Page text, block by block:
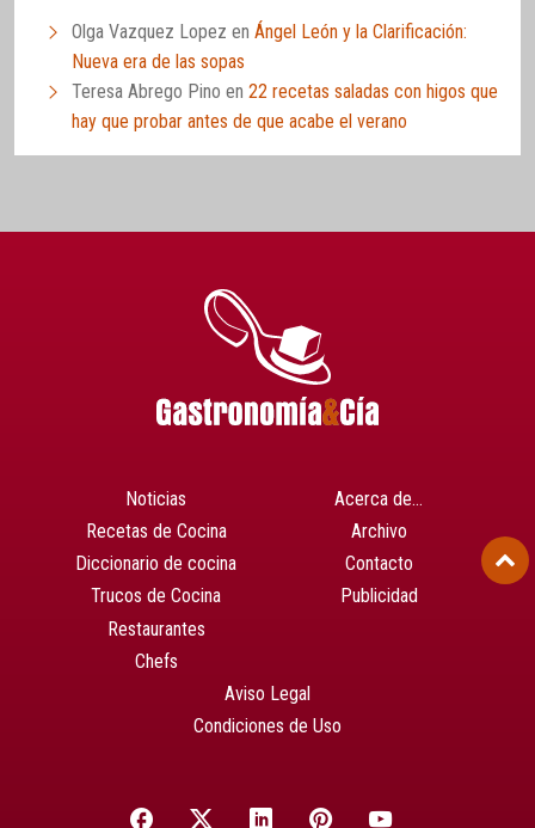
Olga Vazquez Lopez en Ángel León y la Clarificación:
Nueva era de las sopas
Teresa Abrego Pino en 22 recetas saladas con higos que
hay que probar antes de que acabe el verano
Noticias
Recetas de Cocina
Diccionario de cocina
Trucos de Cocina
Restaurantes
Chefs
Acerca de…
Archivo
Contacto
Publicidad
Aviso Legal
Condiciones de Uso